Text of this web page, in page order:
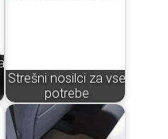
Strešni nosilci za vse
potrebe